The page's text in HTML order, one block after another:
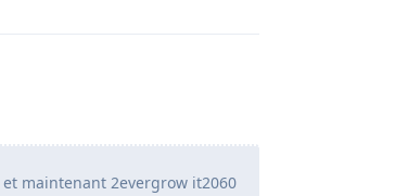
maintenant 2evergrow it2060